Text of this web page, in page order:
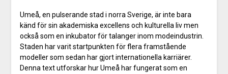
Umeå, en pulserande stad i norra Sverige, är inte bara
känd för sin akademiska excellens och kulturella liv men
också som en inkubator för talanger inom modeindustrin.
Staden har varit startpunkten för flera framstående
modeller som sedan har gjort internationella karriärer.
Denna text utforskar hur Umeå har fungerat som en